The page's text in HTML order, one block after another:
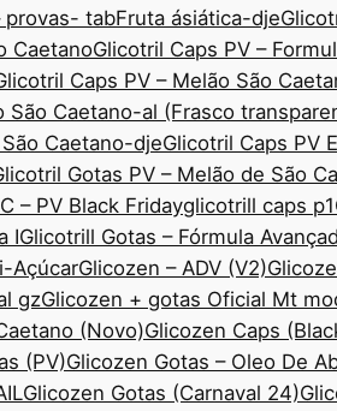
provas- tabFruta ásiática-dje
CaetanoGlicotril Caps PV –
Caps PV – Melão São
São Caetano-al (Frasco
Caetano-djeGlicotril Caps PV
Gotas PV – Melão de São
– PV Black Fridayglicotrill caps p1
IGlicotrill Gotas – Fórmula
AçúcarGlicozen – ADV (V2)
gzGlicozen + gotas Oficial Mt
(Novo)Glicozen Caps
(PV)Glicozen Gotas – Oleo De
Glicozen Gotas (Carnaval 24)